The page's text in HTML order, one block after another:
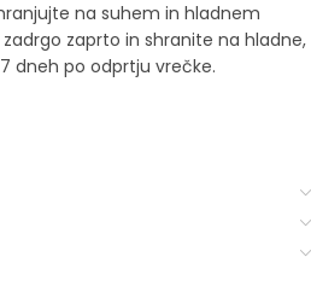
na suhem in hladnem
zaprto in shranite na hladne,
dneh po odprtju vrečke.